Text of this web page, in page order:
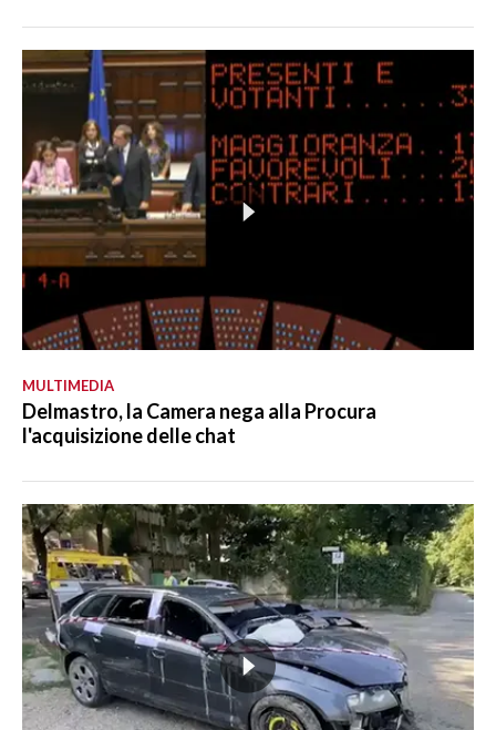
MULTIMEDIA
Delmastro, la Camera nega alla Procura
l'acquisizione delle chat